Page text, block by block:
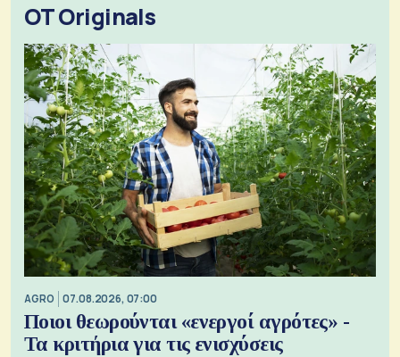
OT Originals
AGRO 07.08.2026, 07:00
Ποιοι θεωρούνται «ενεργοί αγρότες» -
Τα κριτήρια για τις ενισχύσεις